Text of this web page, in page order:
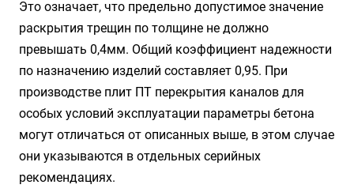
Это означает, что предельно допустимое значение
раскрытия трещин по толщине не должно
превышать 0,4мм. Общий коэффициент надежности
по назначению изделий составляет 0,95. При
производстве плит ПТ перекрытия каналов для
особых условий эксплуатации параметры бетона
могут отличаться от описанных выше, в этом случае
они указываются в отдельных серийных
рекомендациях.